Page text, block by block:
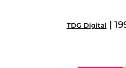
TDG Digital |